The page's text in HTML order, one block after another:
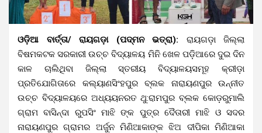
ଓଡ଼ିଆ ବାର୍ତ୍ତା/ ରାୟଗଡ଼ା (ପଦ୍ମନ ଭତ୍ରା): ରାୟଗଡ଼ା ଜିଲ୍ଲା
ବିଷମକଟକ ସରକାରୀ ଉଚ୍ଚ ବିଦ୍ୟାଳୟ ମିନି ଖେଳ ପଡ଼ିଆରେ ଦୁଇ ଦିନ
କାଳ ଚାଲିଥିବା ଜିଲ୍ଲା ସ୍ତରୀୟ ବିଦ୍ୟାଳୟସମୂହ କ୍ରୀଡ଼ା
ପ୍ରତିଯୋଗିତାରେ କଲ୍ୟାଣସିଂହପୁର ବ୍ଲକ ନାରାୟଣପୁର ଉନ୍ନୀତ
ଉଚ୍ଚ ବିଦ୍ୟାଳୟରେ ଅଧ୍ୟୟନରତ ଥୁ:ରାମପୁର ବ୍ଲକ କୋଡ଼ରୁମାଲି
ଗ୍ରାମ ବାସିନ୍ଦା ରୁପସିଂ ମାଝି ଙ୍କ ପୁତ୍ର ଦୈତାରୀ ମାଝି ଓ ସଦର
ନାରାୟଣପୁର ଗ୍ରାମର ଅର୍ଜୁନ ମିଣିଆକାଙ୍କ ଝିଅ ଦୀପିକା ମିଣିଆକା